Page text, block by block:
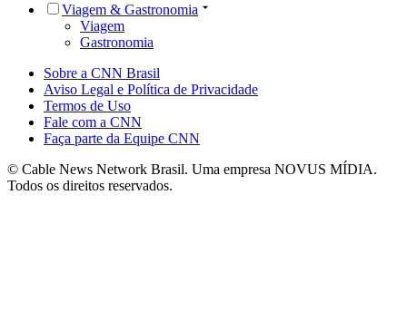
Viagem & Gastronomia
Viagem
Gastronomia
Sobre a CNN Brasil
Aviso Legal e Política de Privacidade
Termos de Uso
Fale com a CNN
Faça parte da Equipe CNN
© Cable News Network Brasil. Uma empresa NOVUS MÍDIA.
Todos os direitos reservados.